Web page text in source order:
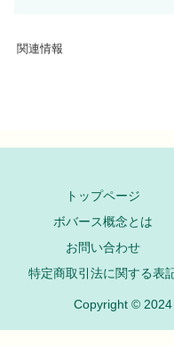
関連情報
トップページ
ボバース概念とは
お問い合わせ
特定商取引法に関する表
Copyright © 2024